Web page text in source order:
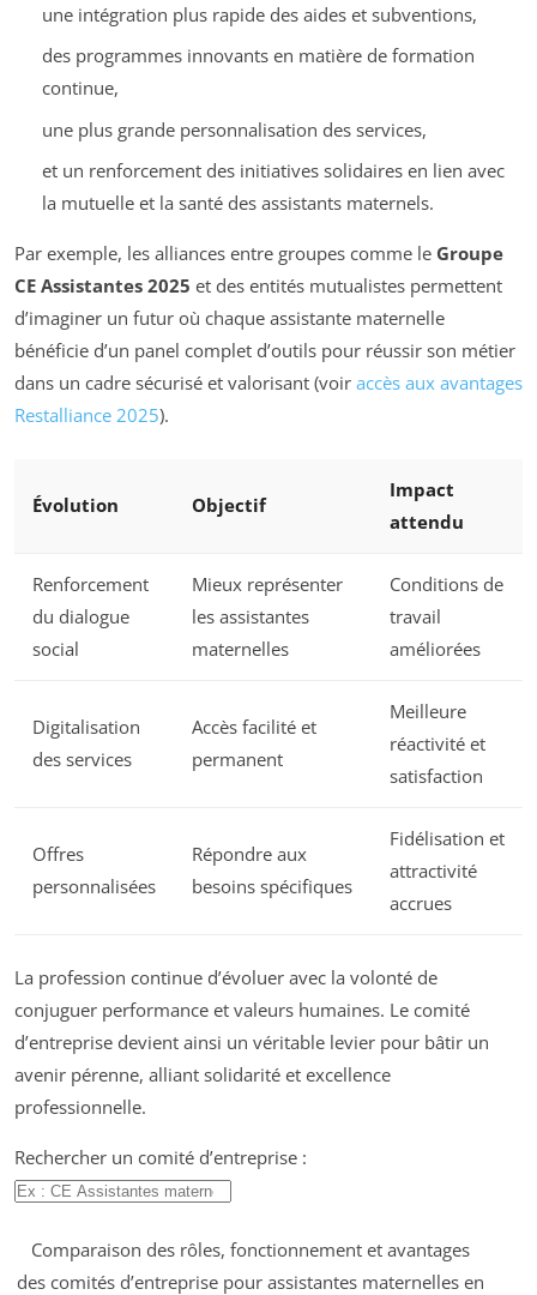
une intégration plus rapide des aides et subventions,
des programmes innovants en matière de formation
continue,
une plus grande personnalisation des services,
et un renforcement des initiatives solidaires en lien avec
la mutuelle et la santé des assistants maternels.
Par exemple, les alliances entre groupes comme le Groupe
CE Assistantes 2025 et des entités mutualistes permettent
d’imaginer un futur où chaque assistante maternelle
bénéficie d’un panel complet d’outils pour réussir son métier
dans un cadre sécurisé et valorisant (voir accès aux avantages
Restalliance 2025).
Évolution Objectif
Impact
attendu
Renforcement
du dialogue
social
Mieux représenter
les assistantes
maternelles
Conditions de
travail
améliorées
Digitalisation
des services
Accès facilité et
permanent
Meilleure
réactivité et
satisfaction
Offres
personnalisées
Répondre aux
besoins spécifiques
Fidélisation et
attractivité
accrues
La profession continue d’évoluer avec la volonté de
conjuguer performance et valeurs humaines. Le comité
d’entreprise devient ainsi un véritable levier pour bâtir un
avenir pérenne, alliant solidarité et excellence
professionnelle.
Rechercher un comité d’entreprise :
Comparaison des rôles, fonctionnement et avantages
des comités d’entreprise pour assistantes maternelles en